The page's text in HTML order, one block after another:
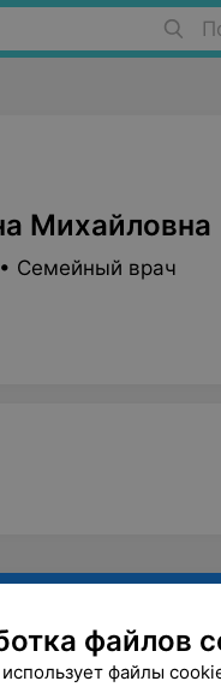
Михайловна
Семейный врач
файлов
файлы